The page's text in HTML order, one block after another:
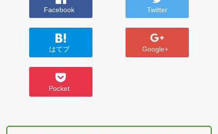
Facebook Twitter
はてブ Google+
Pocket